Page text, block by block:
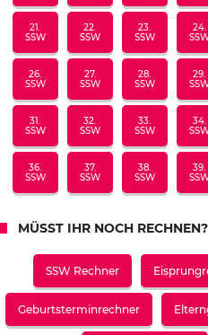
21.
SSW
22.
SSW
23.
SSW
24.
26.
SSW
27.
SSW
28.
SSW
29.
31.
SSW
32.
SSW
33.
SSW
34.
36.
SSW
37.
SSW
38.
SSW
39.
MÜSST IHR NOCH RECHNEN?
SSW Rechner
Geburtsterminrechner